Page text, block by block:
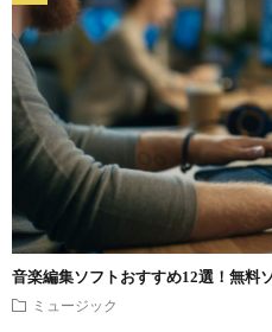
音楽編集ソフトおすすめ12選！無料
ミュージック